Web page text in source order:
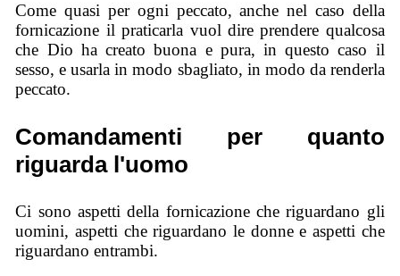
Come quasi per ogni peccato, anche nel caso della
fornicazione il praticarla vuol dire prendere qualcosa
che Dio ha creato buona e pura, in questo caso il
sesso, e usarla in modo sbagliato, in modo da renderla
peccato.
Comandamenti per quanto
riguarda l'uomo
Ci sono aspetti della fornicazione che riguardano gli
uomini, aspetti che riguardano le donne e aspetti che
riguardano entrambi.